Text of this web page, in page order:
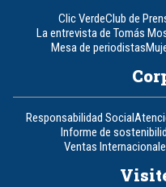
Clic VerdeClub de
La entrevista de Tomás
Mesa de periodistas
Responsabilidad Social
Informe de
Ventas